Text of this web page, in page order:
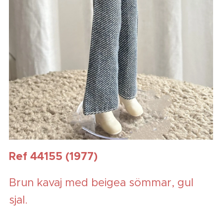
Ref 44155 (1977)
Brun kavaj med beigea sömmar, gul
sjal.